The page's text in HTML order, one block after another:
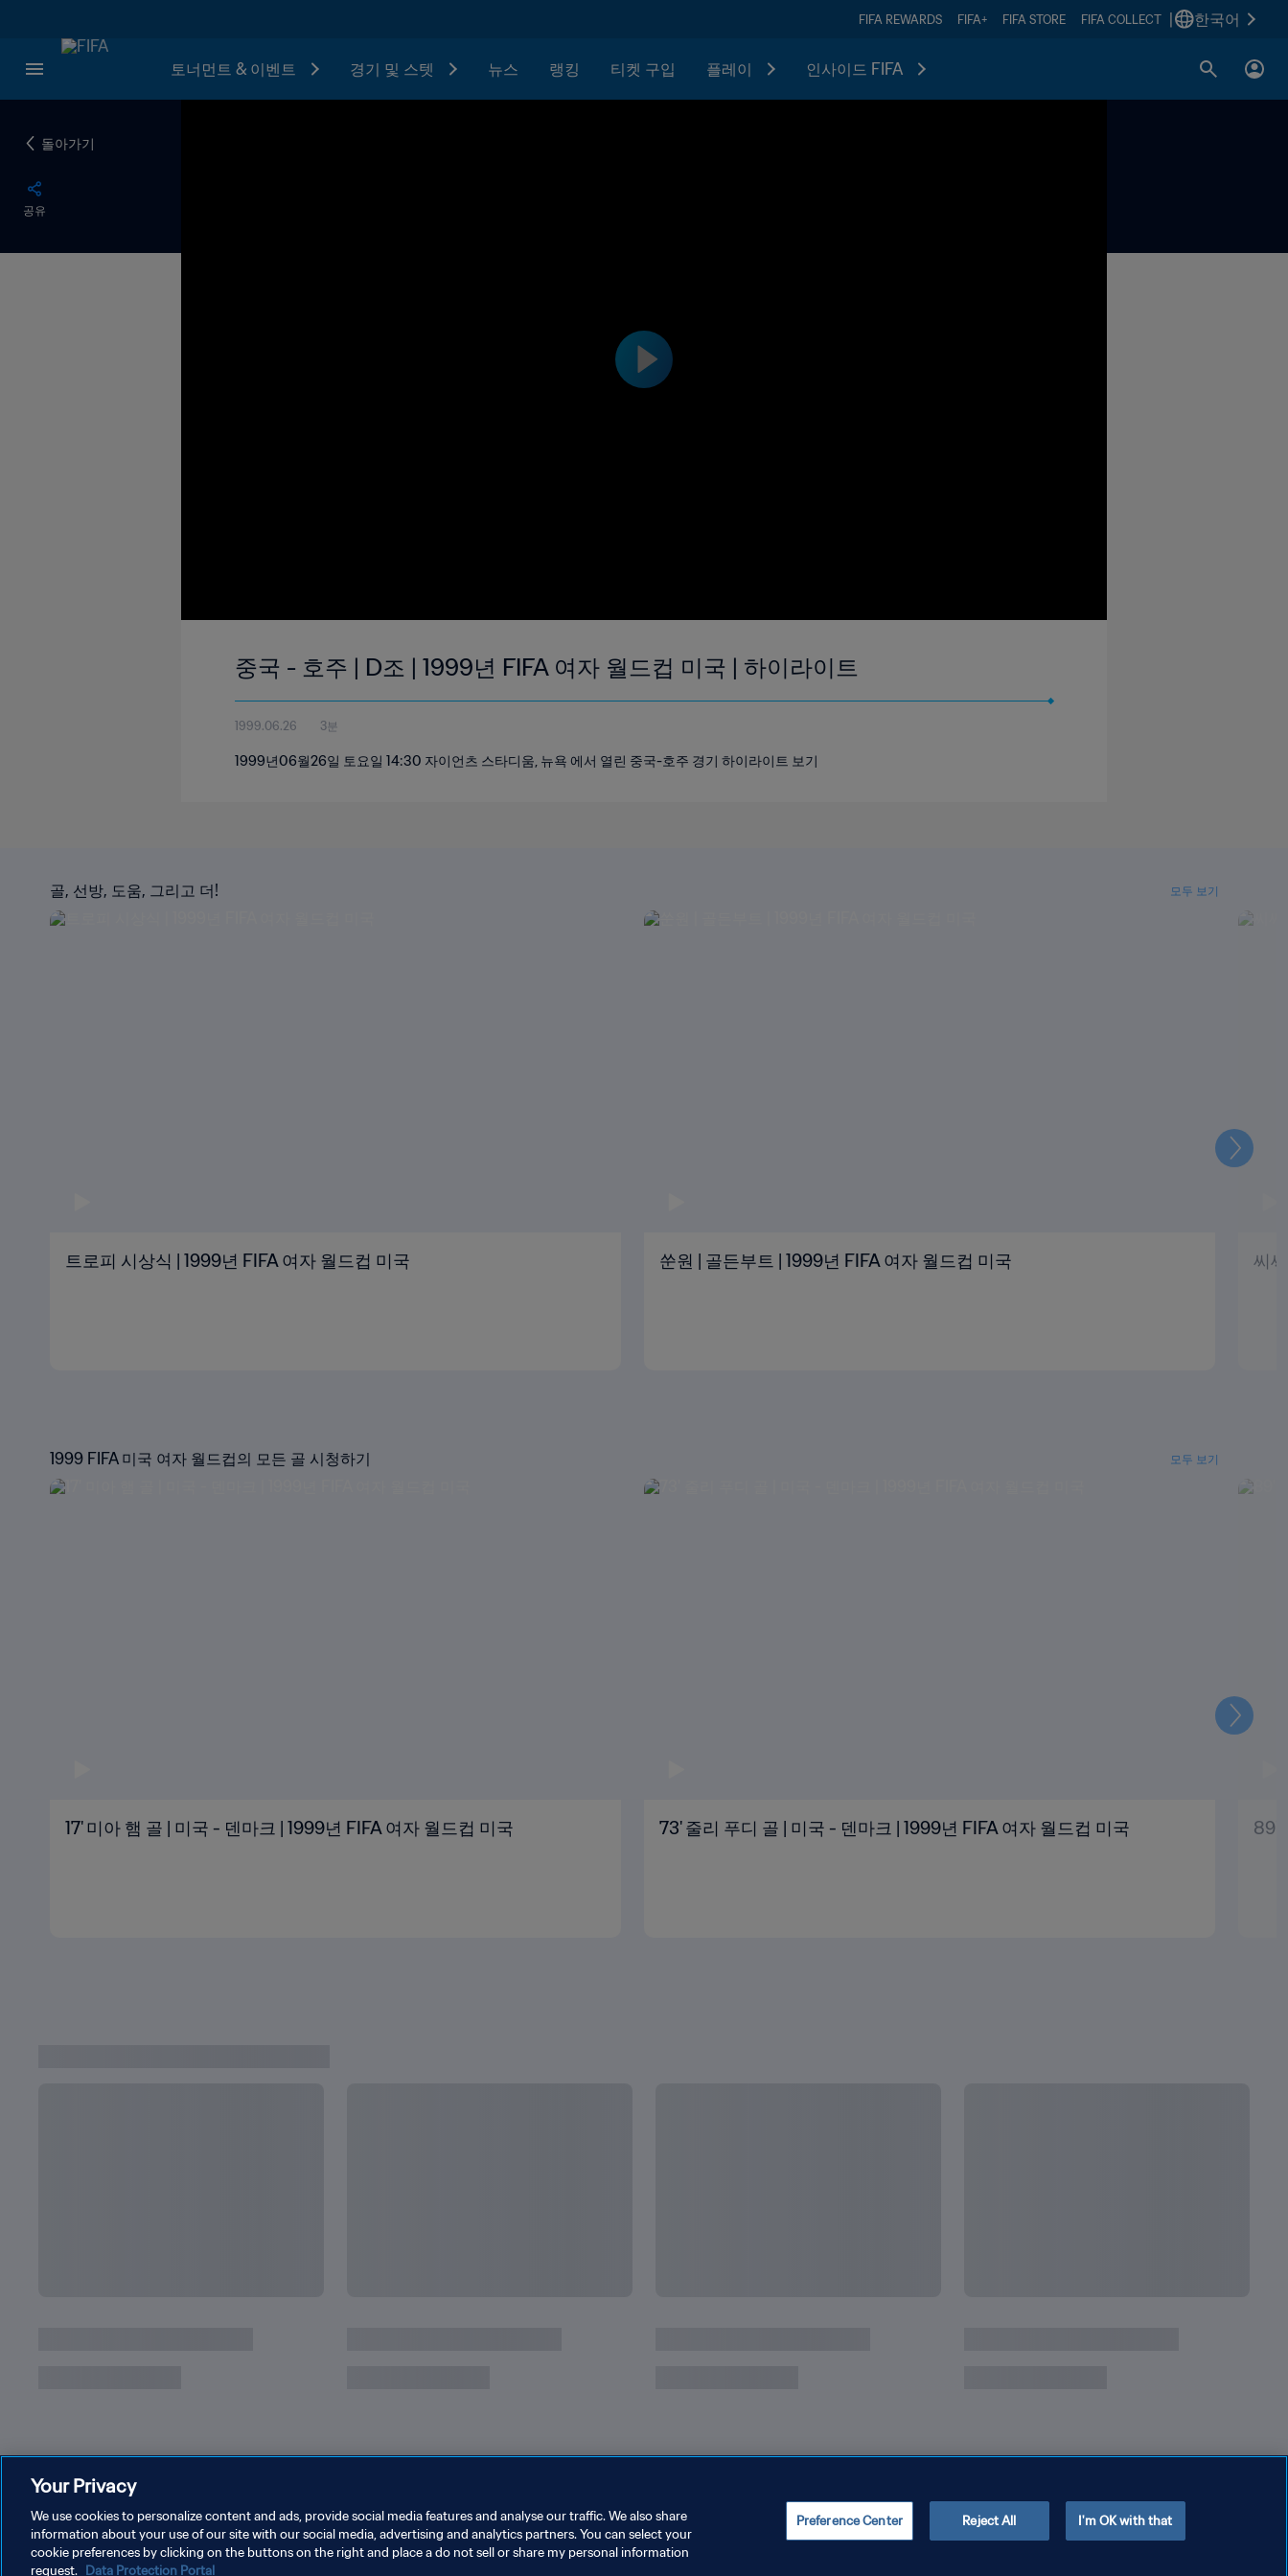
FIFA REWARDS FIFA+ FIFA STORE FIFA COLLECT 한국어
토너먼트 & 이벤트 경기 및 스텟 뉴스 랭킹 티켓 구입 플레이 인사이드 FIFA
돌아가기
공유
중국 - 호주 | D조 | 1999년 FIFA 여자 월드컵 미국 | 하이라이트
1999.06.26 3분
1999년06월26일 토요일 14:30 자이언츠 스타디움, 뉴욕 에서 열린 중국-호주 경기 하이라이트 보기
골, 선방, 도움, 그리고 더! 모두 보기
트로피 시상식 | 1999년 FIFA 여자 월드컵 미국 쑨원 | 골든부트 | 1999년 FIFA 여자 월드컵 미국 씨
다
음
1999 FIFA 미국 여자 월드컵의 모든 골 시청하기 모두 보기
17' 미아 햄 골 | 미국 - 덴마크 | 1999년 FIFA 여자 월드컵 미국 73' 줄리 푸디 골 | 미국 - 덴마크 | 1999년 FIFA 여자 월드컵 미국 89'
다
음
Your Privacy
We use cookies to personalize content and ads, provide social media features and analyse our traffic. We also share
information about your use of our site with our social media, advertising and analytics partners. You can select your
cookie preferences by clicking on the buttons on the right and place a do not sell or share my personal information
request. Data Protection Portal
Preference Center Reject All I'm OK with that